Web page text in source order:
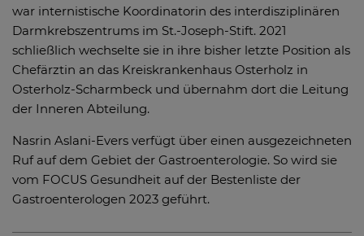
war internistische Koordinatorin des interdisziplinären
Darmkrebszentrums im St.-Joseph-Stift. 2021
schließlich wechselte sie in ihre bisher letzte Position als
Chefärztin an das Kreiskrankenhaus Osterholz in
Osterholz-Scharmbeck und übernahm dort die Leitung
der Inneren Abteilung.
Nasrin Aslani-Evers verfügt über einen ausgezeichneten
Ruf auf dem Gebiet der Gastroenterologie. So wird sie
vom FOCUS Gesundheit auf der Bestenliste der
Gastroenterologen 2023 geführt.